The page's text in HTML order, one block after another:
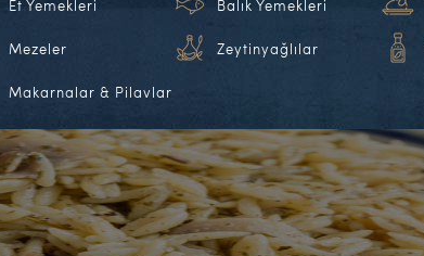
Et Yemekleri Balık Yemekleri
Mezeler Zeytinyağlılar
Makarnalar & Pilavlar